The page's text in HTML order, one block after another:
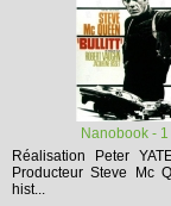
Nanobook -
Réalisation Peter
Producteur Steve Mc
hist...